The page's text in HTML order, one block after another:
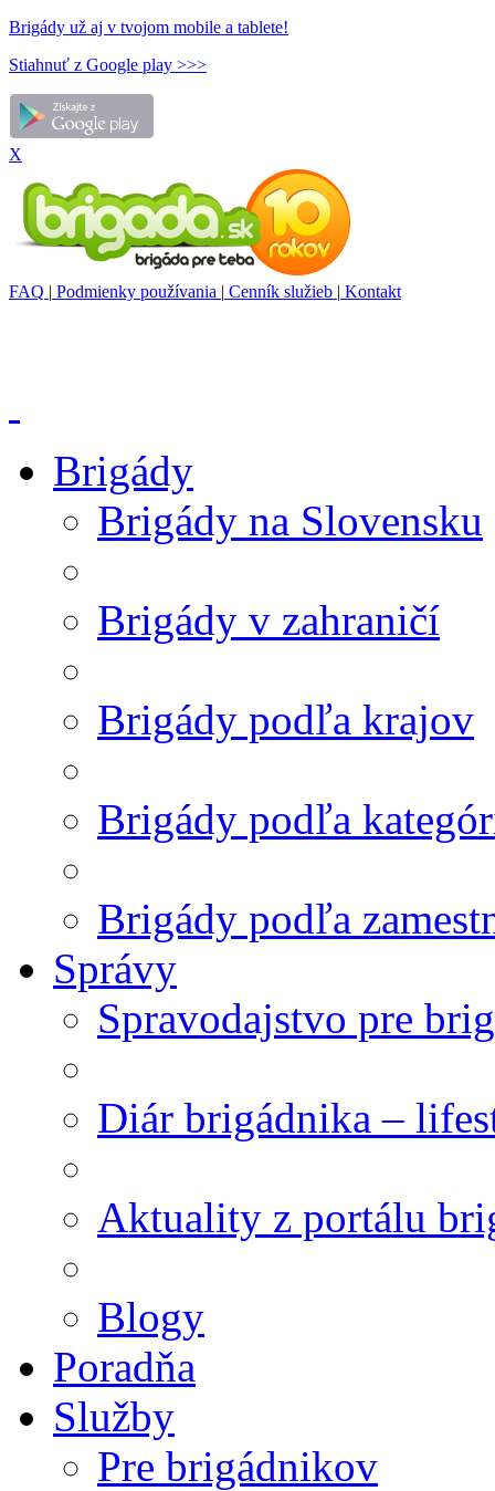
Brigády už aj v tvojom mobile a tablete!
Stiahnuť z Google play >>>
X
FAQ | Podmienky používania | Cenník služieb | Kontakt
Brigády
Brigády na Slovensku
Brigády v zahraničí
Brigády podľa krajov
Brigády podľa
Brigády podľa
Správy
Spravodajstvo pre
Diár brigádnika –
Aktuality z portálu
Blogy
Poradňa
Služby
Pre brigádnikov